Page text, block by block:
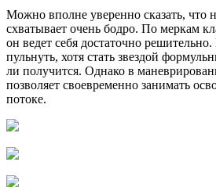
Можно вполне уверенно сказать, что
схватывает очень бодро. По меркам
он ведет себя достаточно
пульнуть, хотя стать звездой
ли получится. Однако в
позволяет своевременно занимать
потоке.